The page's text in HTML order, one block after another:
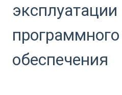
эксплуатации
программного
обеспечения